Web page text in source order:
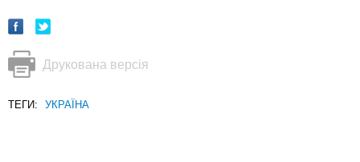
Друкована версія
ТЕГИ: УКРАЇНА